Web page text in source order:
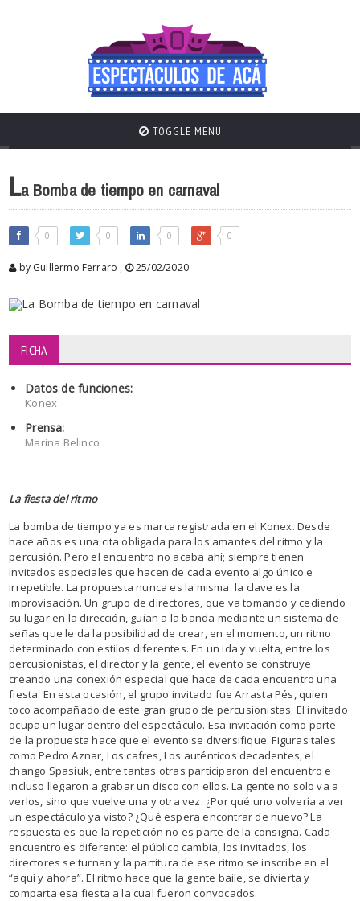
TOGGLE MENU
La Bomba de tiempo en carnaval
0 0 0 0
by Guillermo Ferraro , 25/02/2020
FICHA
Datos de funciones:
Konex
Prensa:
Marina Belinco
La fiesta del ritmo
La bomba de tiempo ya es marca registrada en el Konex. Desde
hace años es una cita obligada para los amantes del ritmo y la
percusión. Pero el encuentro no acaba ahí; siempre tienen
invitados especiales que hacen de cada evento algo único e
irrepetible. La propuesta nunca es la misma: la clave es la
improvisación. Un grupo de directores, que va tomando y cediendo
su lugar en la dirección, guían a la banda mediante un sistema de
señas que le da la posibilidad de crear, en el momento, un ritmo
determinado con estilos diferentes. En un ida y vuelta, entre los
percusionistas, el director y la gente, el evento se construye
creando una conexión especial que hace de cada encuentro una
fiesta. En esta ocasión, el grupo invitado fue Arrasta Pés, quien
toco acompañado de este gran grupo de percusionistas. El invitado
ocupa un lugar dentro del espectáculo. Esa invitación como parte
de la propuesta hace que el evento se diversifique. Figuras tales
como Pedro Aznar, Los cafres, Los auténticos decadentes, el
chango Spasiuk, entre tantas otras participaron del encuentro e
incluso llegaron a grabar un disco con ellos. La gente no solo va a
verlos, sino que vuelve una y otra vez. ¿Por qué uno volvería a ver
un espectáculo ya visto? ¿Qué espera encontrar de nuevo? La
respuesta es que la repetición no es parte de la consigna. Cada
encuentro es diferente: el público cambia, los invitados, los
directores se turnan y la partitura de ese ritmo se inscribe en el
“aquí y ahora”. El ritmo hace que la gente baile, se divierta y
comparta esa fiesta a la cual fueron convocados.